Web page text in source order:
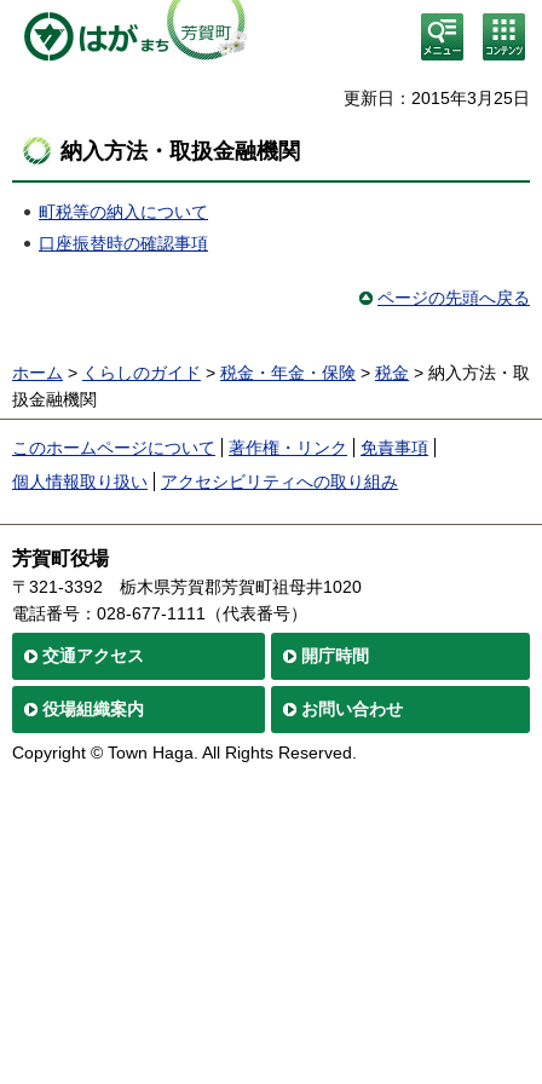
検
索・
メニ
コン
テン
ニュ
更新日：2015年3月25日
納入方法・取扱金融機関
町税等の納入について
口座振替時の確認事項
ページの先頭へ戻る
ホーム > くらしのガイド > 税金・年金・保険 > 税金 > 納入方法・取
扱金融機関
このホームページについて 著作権・リンク
免責事項
個人情報取り扱い
アクセシビリティへの取り組み
芳賀町役場
〒321-3392
栃木県芳賀郡芳賀町祖母井1020
電話番号：028-677-1111（代表番号）
交通アクセス 開庁時間
役場組織案内 お問い合わせ
Copyright © Town Haga. All Rights Reserved.